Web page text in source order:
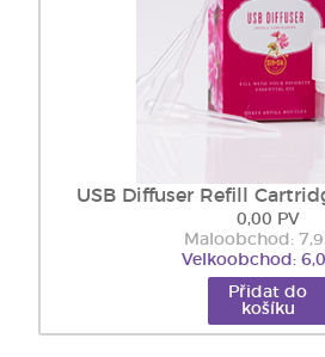
USB Diffuser Refill
0,00 PV
Maloobchod:
Velkoobchod:
Přidat do
košíku